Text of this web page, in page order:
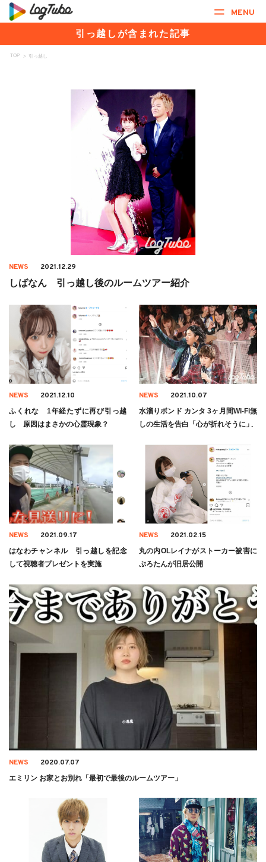
MENU
引っ越しが含まれた記事
TOP > 引っ越し
NEWS 2021.12.29
しばなん 引っ越し後のルームツアー紹介
NEWS 2021.12.10
ふくれな 1年経たずに再び引っ越
し 原因はまさかの心霊現象？
NEWS 2021.10.07
水溜りボンド カンタ 3ヶ月間Wi-Fi無
しの生活を告白「心が折れそうに」
NEWS 2021.09.17
はなわチャンネル 引っ越しを記念
して視聴者プレゼントを実施
NEWS 2021.02.15
丸の内OLレイナがストーカー被害に
ぷろたんが旧居公開
NEWS 2020.07.07
エミリン お家とお別れ「最初で最後のルームツアー」